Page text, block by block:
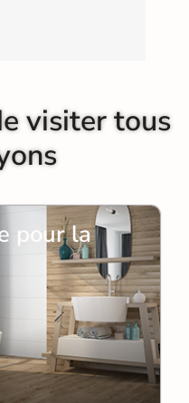
visiter tous
pour la